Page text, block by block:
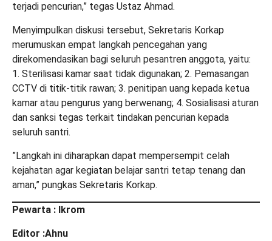
terjadi pencurian,” tegas Ustaz Ahmad.‎‎
Menyimpulkan diskusi tersebut, Sekretaris Korkap
merumuskan empat langkah pencegahan yang
direkomendasikan bagi seluruh pesantren anggota, yaitu:
1. Sterilisasi kamar saat tidak digunakan; 2. Pemasangan
CCTV di titik-titik rawan; 3. penitipan uang kepada ketua
kamar atau pengurus yang berwenang; 4. Sosialisasi aturan
dan sanksi tegas terkait tindakan pencurian kepada
seluruh santri.
‎‎”Langkah ini diharapkan dapat mempersempit celah
kejahatan agar kegiatan belajar santri tetap tenang dan
aman,” pungkas Sekretaris Korkap.
Pewarta : Ikrom
Editor :Ahnu